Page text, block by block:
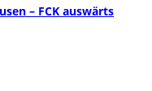
– FCK auswärts